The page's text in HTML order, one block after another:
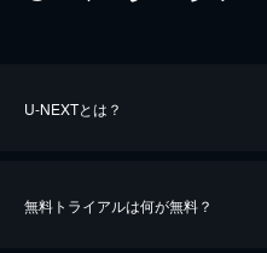
U-NEXTとは？
無料トライアルは何が無料？